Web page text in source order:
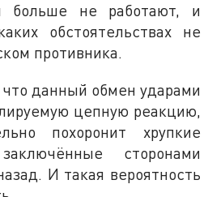
больше не работают, и
обстоятельствах не
противника.
данный обмен ударами
цепную реакцию,
похоронит хрупкие
сторонами
И такая вероятность